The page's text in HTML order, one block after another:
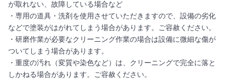
が取れない、故障している場合など
・専用の道具・洗剤を使用させていただきますので、設備の劣化
などで塗装がはがれてしまう場合があります。ご容赦ください。
・研磨作業が必要なクリーニング作業の場合は設備に微細な傷が
ついてしまう場合があります。
・重度の汚れ（変質や染色など）は、クリーニングで完全に落と
しかねる場合があります。ご容赦ください。